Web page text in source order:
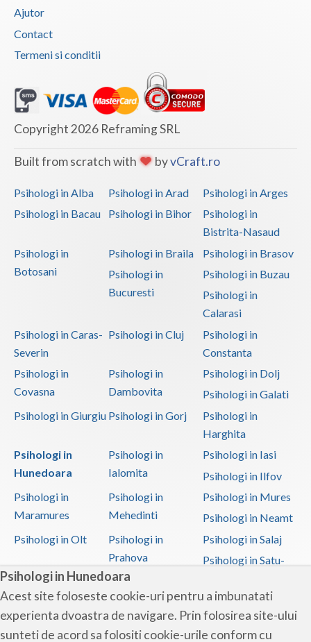
Psihologi in Hunedoara
Acest site foloseste cookie-uri pentru a imbunatati
experienta dvoastra de navigare. Prin folosirea site-ului
sunteti de acord sa folositi cookie-urile conform cu
Valcea
Vaslui
Ajutor
Contact
Termeni si conditii
Copyright 2026 Reframing SRL
Built from scratch with byvCraft.ro
Psihologi in Alba Psihologi in Arad
Psihologi in Arges
Psihologi in Bacau
Psihologi in Bihor
Psihologi in
Bistrita-Nasaud
Psihologi in
Botosani
Psihologi in Braila
Psihologi in Brasov
Psihologi in
Bucuresti
Psihologi in Buzau
Psihologi in
Calarasi
Psihologi in Caras-
Severin
Psihologi in Cluj
Psihologi in
Constanta
Psihologi in
Covasna
Psihologi in
Dambovita
Psihologi in Dolj
Psihologi in Galati
Psihologi in Giurgiu Psihologi in Gorj
Psihologi in
Harghita
Psihologi in
Hunedoara
Psihologi in
Ialomita
Psihologi in Iasi
Psihologi in Ilfov
Psihologi in
Maramures
Psihologi in
Mehedinti
Psihologi in Mures
Psihologi in Neamt
Psihologi in Olt
Psihologi in
Prahova
Psihologi in Salaj
Psihologi in Satu-
Psihologi in Sibiu
Psihologi in
Suceava
Psihologi in
Teleorman
Psihologi in Timis
Psihologi in Tulcea Psihologi in Valcea